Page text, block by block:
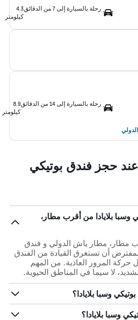
رحلة بالسيارة إلى 7 من الدقائق
4.3
كيلومتر
رحلة بالسيارة إلى 14 من الدقائق
8.9
كيلومتر
عند حجز فندق بوتيكي
بلايادا من أقرب مطار،
أقرب مطار، مطار ياش الدولي و فندق
أن تستغرق القيادة من الفندق
0س 06د خلال حركة المرور العادية. من المهم
لا سيما في المناطق الحيوية.
وسبا بلايادا؟
وسبا بلايادا؟